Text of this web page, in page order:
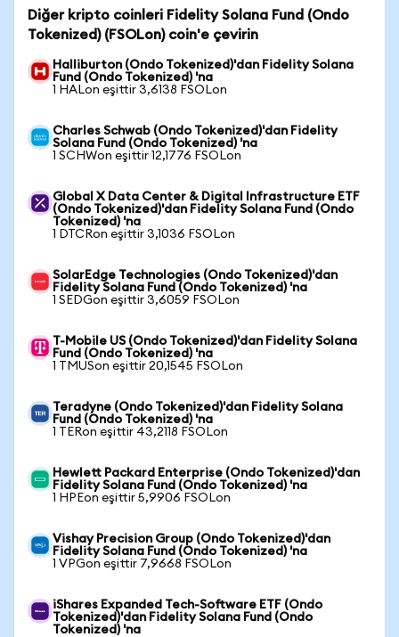
Diğer kripto coinleri Fidelity Solana Fund (Ondo
Tokenized) (FSOLon) coin'e çevirin
Halliburton (Ondo Tokenized)'dan Fidelity Solana
Fund (Ondo Tokenized) 'na
1 HALon eşittir 3,6138 FSOLon
Charles Schwab (Ondo Tokenized)'dan Fidelity
Solana Fund (Ondo Tokenized) 'na
1 SCHWon eşittir 12,1776 FSOLon
Global X Data Center & Digital Infrastructure ETF
(Ondo Tokenized)'dan Fidelity Solana Fund (Ondo
Tokenized) 'na
1 DTCRon eşittir 3,1036 FSOLon
SolarEdge Technologies (Ondo Tokenized)'dan
Fidelity Solana Fund (Ondo Tokenized) 'na
1 SEDGon eşittir 3,6059 FSOLon
T-Mobile US (Ondo Tokenized)'dan Fidelity Solana
Fund (Ondo Tokenized) 'na
1 TMUSon eşittir 20,1545 FSOLon
Teradyne (Ondo Tokenized)'dan Fidelity Solana
Fund (Ondo Tokenized) 'na
1 TERon eşittir 43,2118 FSOLon
Hewlett Packard Enterprise (Ondo Tokenized)'dan
Fidelity Solana Fund (Ondo Tokenized) 'na
1 HPEon eşittir 5,9906 FSOLon
Vishay Precision Group (Ondo Tokenized)'dan
Fidelity Solana Fund (Ondo Tokenized) 'na
1 VPGon eşittir 7,9668 FSOLon
iShares Expanded Tech-Software ETF (Ondo
Tokenized)'dan Fidelity Solana Fund (Ondo
Tokenized) 'na